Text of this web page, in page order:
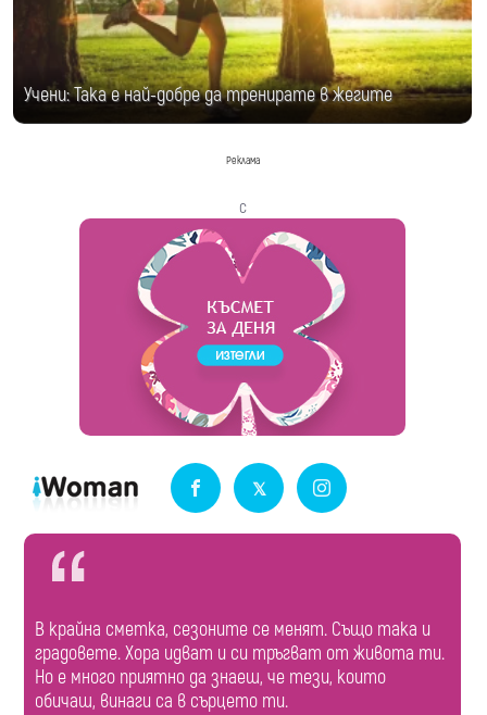
Учени: Така е най-добре да тренирате в жегите
Реклама
с
В крайна сметка, сезоните се менят. Също така и
градовете. Хора идват и си тръгват от живота ти.
Но е много приятно да знаеш, че тези, които
обичаш, винаги са в сърцето ти.